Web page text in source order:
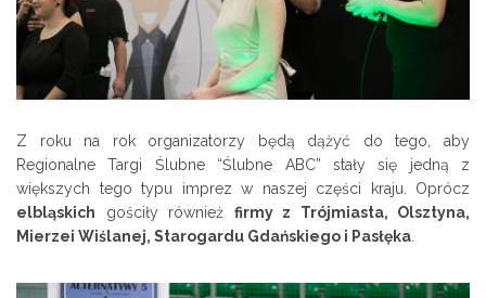
Z roku na rok organizatorzy będą dążyć do tego, aby
Regionalne Targi Ślubne “Ślubne ABC” stały się jedną z
większych tego typu imprez w naszej części kraju. Oprócz
elbląskich gościły również firmy z Trójmiasta, Olsztyna,
Mierzei Wiślanej, Starogardu Gdańskiego i Pasłęka